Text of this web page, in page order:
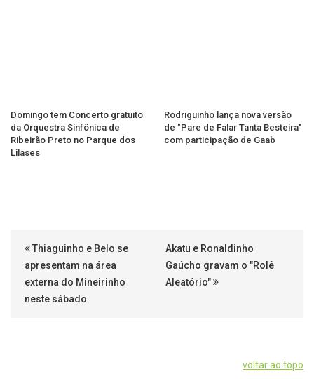
Domingo tem Concerto gratuito
da Orquestra Sinfônica de
Ribeirão Preto no Parque dos
Lilases
Rodriguinho lança nova versão
de "Pare de Falar Tanta Besteira"
com participação de Gaab
Thiaguinho e Belo se
apresentam na área
externa do Mineirinho
neste sábado
Akatu e Ronaldinho
Gaúcho gravam o "Rolê
Aleatório"
voltar ao topo